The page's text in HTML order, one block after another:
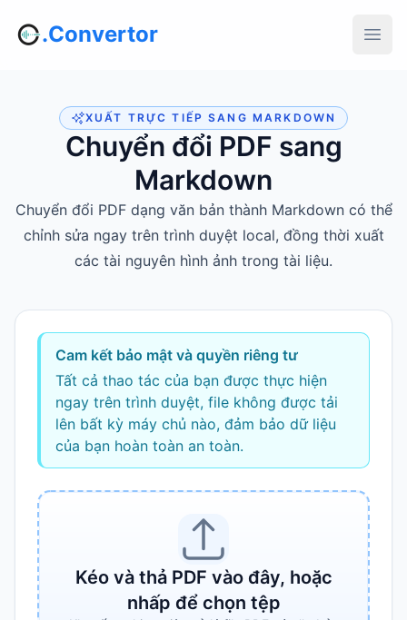
.Convertor
XUẤT TRỰC TIẾP SANG MARKDOWN
Chuyển đổi PDF sang
Markdown
Chuyển đổi PDF dạng văn bản thành Markdown có thể
chỉnh sửa ngay trên trình duyệt local, đồng thời xuất
các tài nguyên hình ảnh trong tài liệu.
Cam kết bảo mật và quyền riêng tư
Tất cả thao tác của bạn được thực hiện
ngay trên trình duyệt, file không được tải
lên bất kỳ máy chủ nào, đảm bảo dữ liệu
của bạn hoàn toàn an toàn.
Kéo và thả PDF vào đây, hoặc
nhấp để chọn tệp